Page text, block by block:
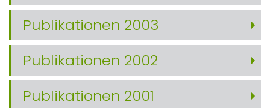
Publikationen 2003
Publikationen 2002
Publikationen 2001